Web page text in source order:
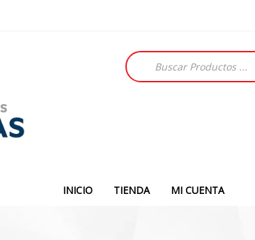
Búsqueda
de
productos
INICIO TIENDA MI CUENTA